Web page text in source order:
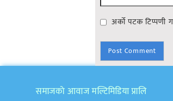
अर्को पटक टिप्पणी
समाजकाे आवाज मल्टिमिडिया प्रालि